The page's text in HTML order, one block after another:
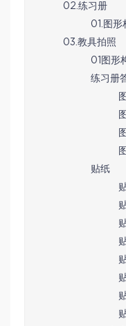
02.练习册
01.图
03.教具拍照
01图形
练习册
贴纸